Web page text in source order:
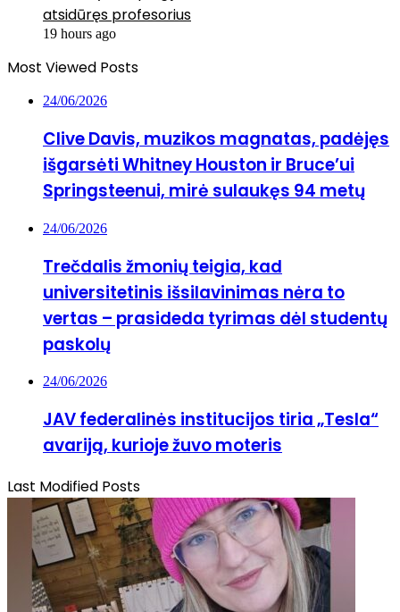
atsidūręs profesorius
19 hours ago
Most Viewed Posts
24/06/2026
Clive Davis, muzikos magnatas, padėjęs
išgarsėti Whitney Houston ir Bruce’ui
Springsteenui, mirė sulaukęs 94 metų
24/06/2026
Trečdalis žmonių teigia, kad
universitetinis išsilavinimas nėra to
vertas – prasideda tyrimas dėl studentų
paskolų
24/06/2026
JAV federalinės institucijos tiria „Tesla“
avariją, kurioje žuvo moteris
Last Modified Posts